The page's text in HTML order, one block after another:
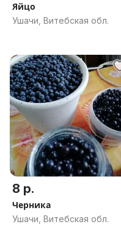
Яйцо
Ушачи, Витебская обл.
8 р.
Черника
Ушачи, Витебская обл.